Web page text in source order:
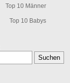
Top 10 Männer
Top 10 Babys